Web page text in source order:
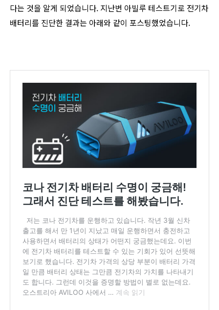
다는 것을 알게 되었습니다. 지난번 아빌루 테스트기로 전기차
배터리를 진단한 결과는 아래와 같이 포스팅했었습니다.